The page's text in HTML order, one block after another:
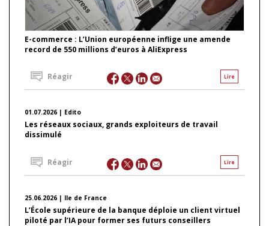
E-commerce : L’Union européenne inflige une amende
record de 550 millions d’euros à AliExpress
Lire
Réagir
01.07.2026 | Edito
Les réseaux sociaux, grands exploiteurs de travail
dissimulé
Lire
Réagir
25.06.2026 | Ile de France
L’École supérieure de la banque déploie un client virtuel
piloté par l’IA pour former ses futurs conseillers